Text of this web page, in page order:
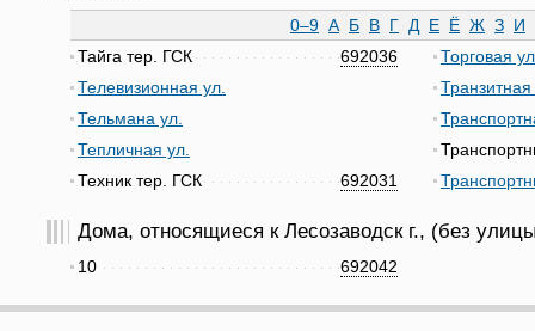
0–9 А Б В Г Д Е Ё Ж З И
692036
Тайга тер. ГСК
Телевизионная ул.
Тельмана ул.
Тепличная ул.
692031
Техник тер. ГСК
Торговая
Транзитная
Дома, относящиеся к Лесозаводск г., (без
692042
10